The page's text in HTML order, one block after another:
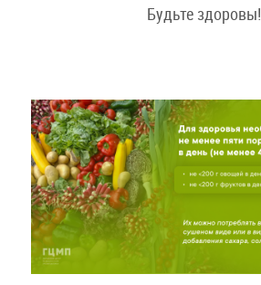
Будьте здоровы!